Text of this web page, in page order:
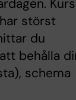
störst
du
behålla
schema